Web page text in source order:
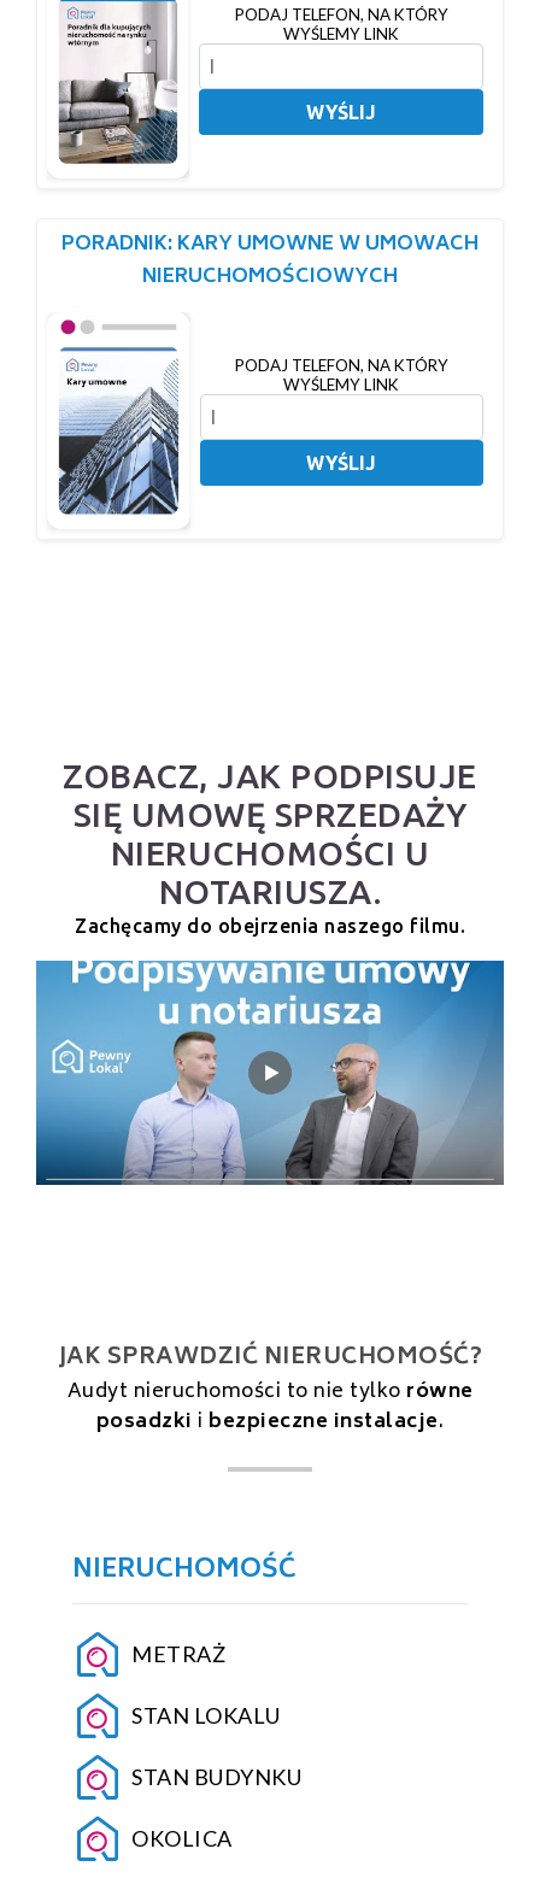
PODAJ TELEFON, NA KTÓRY
WYŚLEMY LINK
WYŚLIJ
PORADNIK: KARY UMOWNE W UMOWACH
NIERUCHOMOŚCIOWYCH
PODAJ TELEFON, NA KTÓRY
WYŚLEMY LINK
WYŚLIJ
ZOBACZ, JAK PODPISUJE
SIĘ UMOWĘ SPRZEDAŻY
NIERUCHOMOŚCI U
NOTARIUSZA.
Zachęcamy do obejrzenia naszego filmu.
JAK SPRAWDZIĆ NIERUCHOMOŚĆ?
Audyt nieruchomości to nie tylko równe
posadzki i bezpieczne instalacje.
NIERUCHOMOŚĆ
METRAŻ
STAN LOKALU
STAN BUDYNKU
OKOLICA